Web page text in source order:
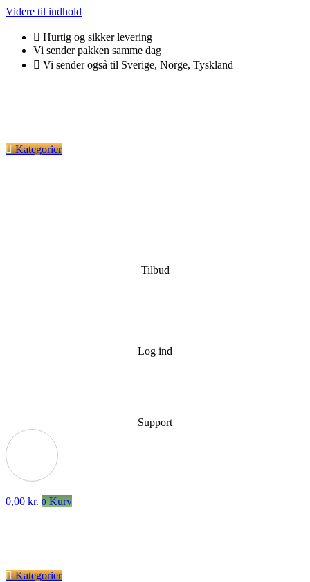
Videre til indhold
Hurtig og sikker levering
Vi sender pakken samme dag
Vi sender også til Sverige, Norge, Tyskland
Kategorier
Tilbud
Log ind
Support
0,00 kr. 0 Kurv
Kategorier